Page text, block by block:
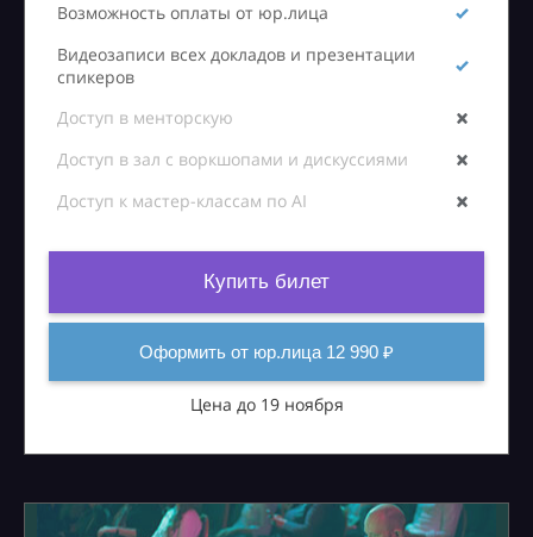
Возможность оплаты от юр.лица
Видеозаписи всех докладов и презентации
спикеров
Доступ в менторскую
Доступ в зал с воркшопами и дискуссиями
Доступ к мастер-классам по AI
Купить билет
Оформить от юр.лица 12 990 ₽
Цена до 19 ноября